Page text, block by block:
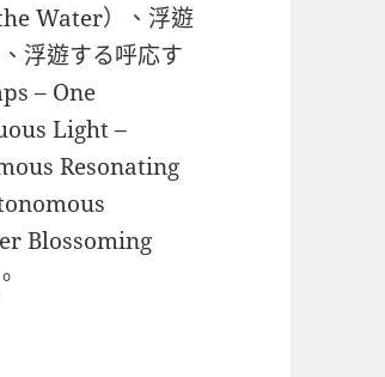
Water）、浮遊
浮遊する呼応す
– One
Light –
Resonating
Blossoming
。